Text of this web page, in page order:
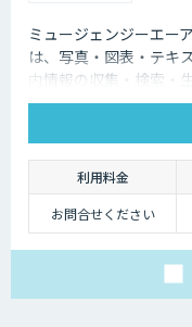
イズ（辞書構築・AI学
習）に対応したプラ
ン。
個社最適化すること
が含まれたドキュメン
【プレミアム】
アドバンスの内容に加
え、より高度なカスタ
マイズ（高精度AI学
習・フォロー支援）に
ンプレミス環境への対
応など、個別要件に柔
ミュージェンジーエー
は、写真・図表・テキ
内情報の収集・検索・
種を問わず業務効率と
利用料金
お問合せください